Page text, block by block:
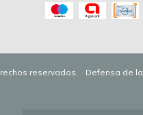
reservados. Defensa de